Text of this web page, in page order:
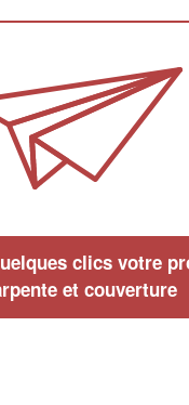
clics votre
et couverture